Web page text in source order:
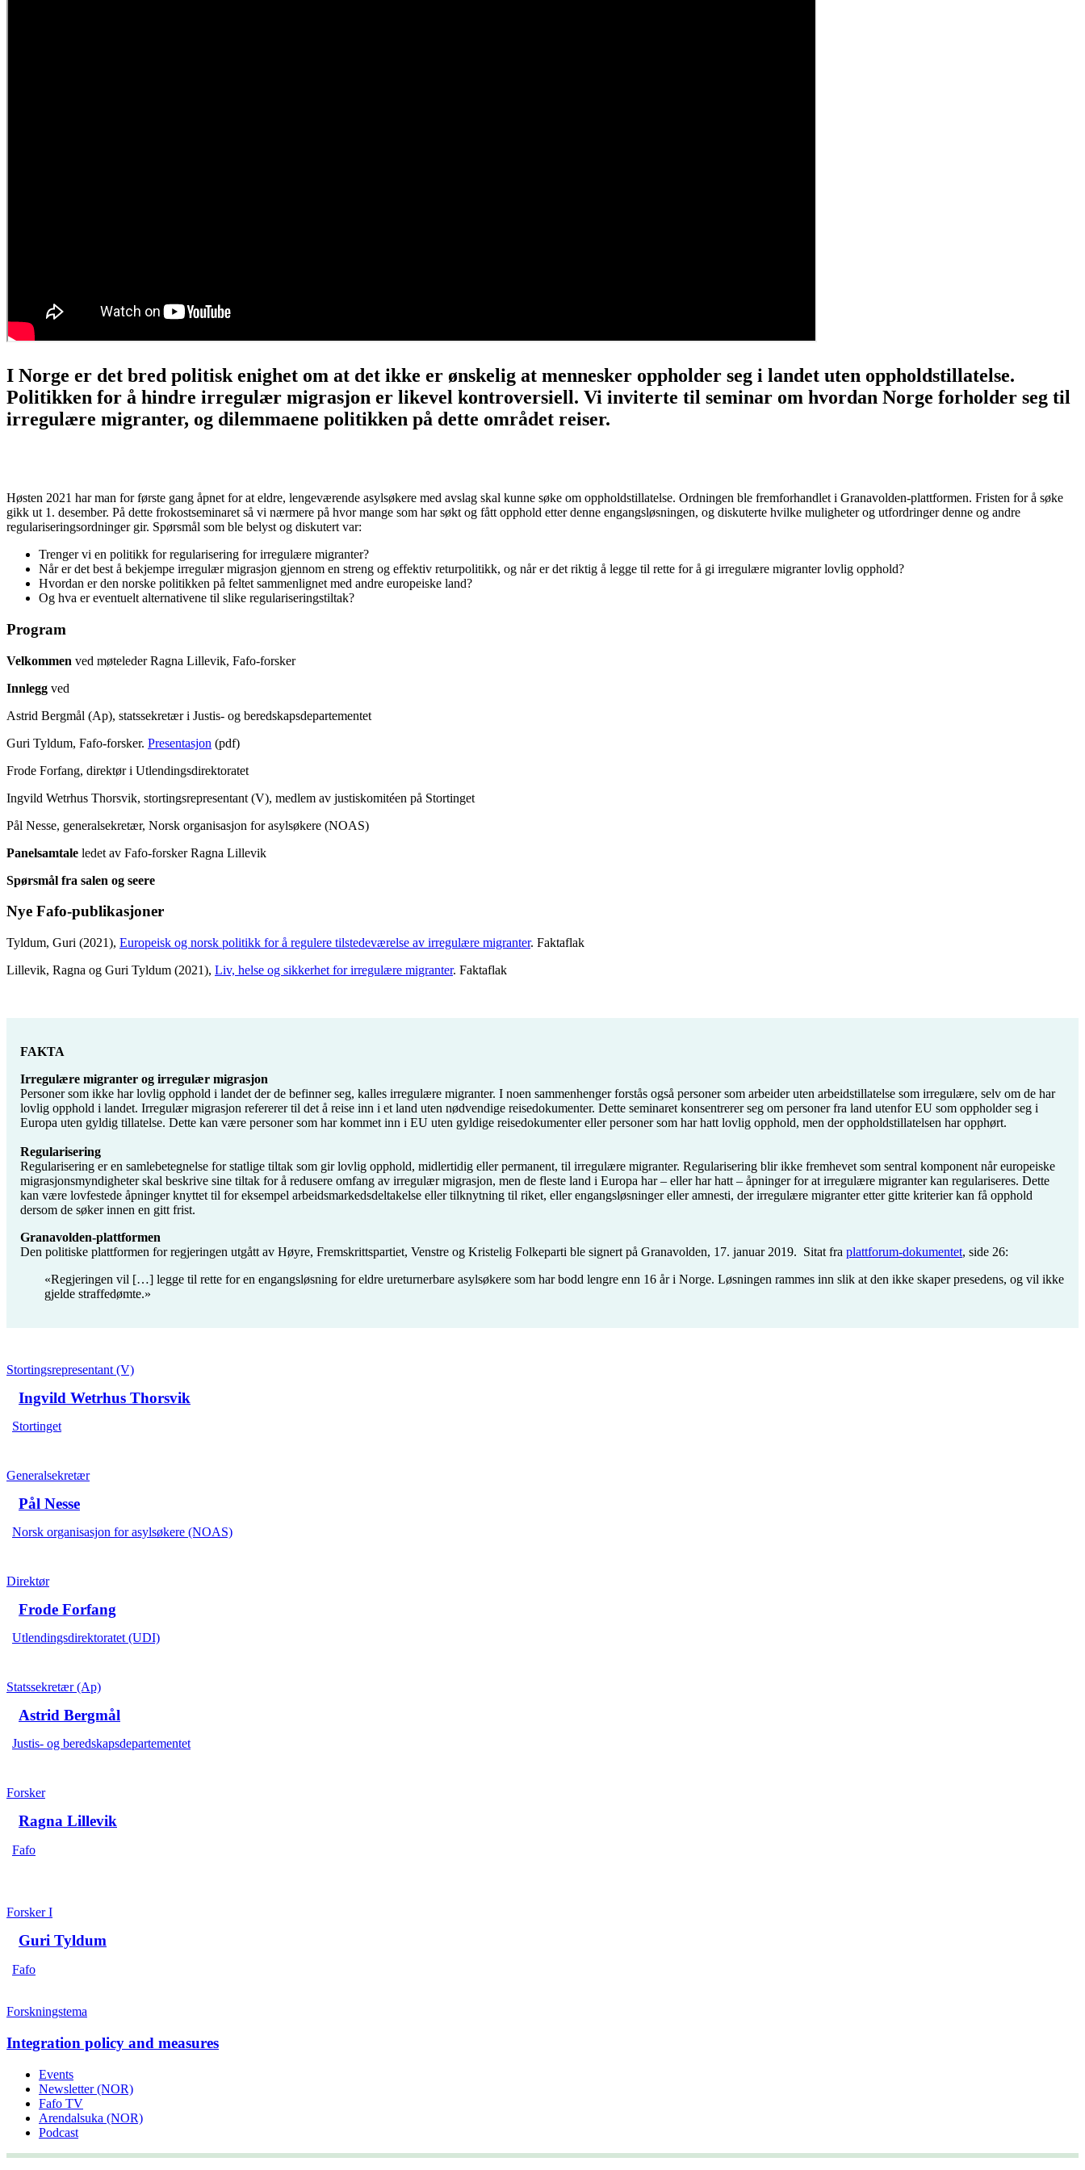
I Norge er det bred politisk enighet om at det ikke er ønskelig at mennesker oppholder seg i landet uten oppholdstillatelse.
Politikken for å hindre irregulær migrasjon er likevel kontroversiell. Vi inviterte til seminar om hvordan Norge forholder seg til
irregulære migranter, og dilemmaene politikken på dette området reiser.
Høsten 2021 har man for første gang åpnet for at eldre, lengeværende asylsøkere med avslag skal kunne søke om oppholdstillatelse. Ordningen ble fremforhandlet i Granavolden-plattformen. Fristen for å søke
gikk ut 1. desember. På dette frokostseminaret så vi nærmere på hvor mange som har søkt og fått opphold etter denne engangsløsningen, og diskuterte hvilke muligheter og utfordringer denne og andre
regulariseringsordninger gir. Spørsmål som ble belyst og diskutert var:
Trenger vi en politikk for regularisering for irregulære migranter?
Når er det best å bekjempe irregulær migrasjon gjennom en streng og effektiv returpolitikk, og når er det riktig å legge til rette for å gi irregulære migranter lovlig opphold?
Hvordan er den norske politikken på feltet sammenlignet med andre europeiske land?
Og hva er eventuelt alternativene til slike regulariseringstiltak?
Program
Velkommen ved møteleder Ragna Lillevik, Fafo-forsker
Innlegg ved
Astrid Bergmål (Ap), statssekretær i Justis- og beredskapsdepartementet
Guri Tyldum, Fafo-forsker. Presentasjon (pdf)
Frode Forfang, direktør i Utlendingsdirektoratet
Ingvild Wetrhus Thorsvik, stortingsrepresentant (V), medlem av justiskomitéen på Stortinget
Pål Nesse, generalsekretær, Norsk organisasjon for asylsøkere (NOAS)
Panelsamtale ledet av Fafo-forsker Ragna Lillevik
Spørsmål fra salen og seere
Nye Fafo-publikasjoner
Tyldum, Guri (2021), Europeisk og norsk politikk for å regulere tilstedeværelse av irregulære migranter. Faktaflak
Lillevik, Ragna og Guri Tyldum (2021), Liv, helse og sikkerhet for irregulære migranter. Faktaflak
FAKTA
Irregulære migranter og irregulær migrasjon
Personer som ikke har lovlig opphold i landet der de befinner seg, kalles irregulære migranter. I noen sammenhenger forstås også personer som arbeider uten arbeidstillatelse som irregulære, selv om de har
lovlig opphold i landet. Irregulær migrasjon refererer til det å reise inn i et land uten nødvendige reisedokumenter. Dette seminaret konsentrerer seg om personer fra land utenfor EU som oppholder seg i
Europa uten gyldig tillatelse. Dette kan være personer som har kommet inn i EU uten gyldige reisedokumenter eller personer som har hatt lovlig opphold, men der oppholdstillatelsen har opphørt.
Regularisering
Regularisering er en samlebetegnelse for statlige tiltak som gir lovlig opphold, midlertidig eller permanent, til irregulære migranter. Regularisering blir ikke fremhevet som sentral komponent når europeiske
migrasjonsmyndigheter skal beskrive sine tiltak for å redusere omfang av irregulær migrasjon, men de fleste land i Europa har – eller har hatt – åpninger for at irregulære migranter kan regulariseres. Dette
kan være lovfestede åpninger knyttet til for eksempel arbeidsmarkedsdeltakelse eller tilknytning til riket, eller engangsløsninger eller amnesti, der irregulære migranter etter gitte kriterier kan få opphold
dersom de søker innen en gitt frist.
Granavolden-plattformen
Den politiske plattformen for regjeringen utgått av Høyre, Fremskrittspartiet, Venstre og Kristelig Folkeparti ble signert på Granavolden, 17. januar 2019. Sitat fra plattforum-dokumentet, side 26:
«Regjeringen vil […] legge til rette for en engangsløsning for eldre ureturnerbare asylsøkere som har bodd lengre enn 16 år i Norge. Løsningen rammes inn slik at den ikke skaper presedens, og vil ikke
gjelde straffedømte.»
Stortingsrepresentant (V)
Ingvild Wetrhus Thorsvik
Stortinget
Generalsekretær
Pål Nesse
Norsk organisasjon for asylsøkere (NOAS)
Direktør
Frode Forfang
Utlendingsdirektoratet (UDI)
Statssekretær (Ap)
Astrid Bergmål
Justis- og beredskapsdepartementet
Forsker
Ragna Lillevik
Fafo
Forsker I
Guri Tyldum
Fafo
Forskningstema
Integration policy and measures
Events
Newsletter (NOR)
Fafo TV
Arendalsuka (NOR)
Podcast